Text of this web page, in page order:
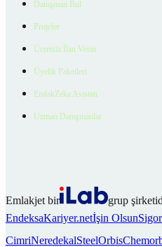
Danışman Bul
Projeler
Ücretsiz İlan Verin
Üyelik Paketleri
EmlakZeka Asistan
Uzman Danışmanlar
Emlakjet bir
grup
EndeksaKariyer.netİşin Olsun
CimriNeredekalSteelOrbis